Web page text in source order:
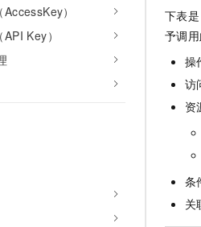
）
Key）
下表是
予调
操
访
资
条
关